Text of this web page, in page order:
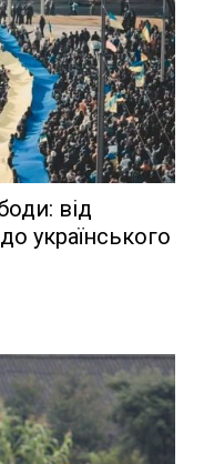
від
українського